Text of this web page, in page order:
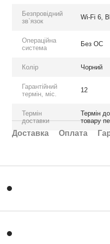
Безпровідний
зв`язок
Wi-Fi 6,
Операційна
система
Без ОС
Колір Чорний
Гарантійний
термін, міс.
12
Термін
доставки
Термін
товару
Доставка Оплата